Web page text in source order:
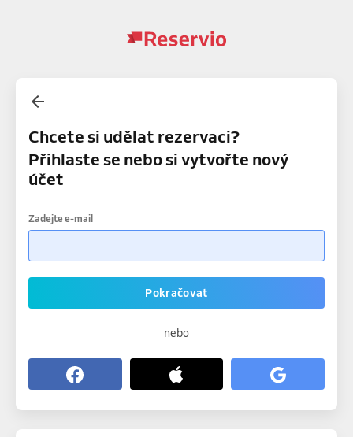
Chcete si udělat rezervaci?
Přihlaste se nebo si vytvořte nový
účet
Zadejte e-mail
Pokračovat
nebo